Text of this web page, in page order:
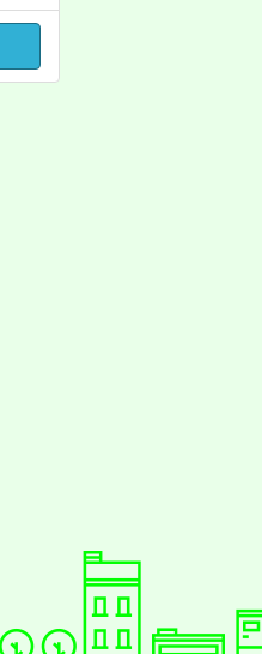
網站設計：Neil網站設
站設計者：